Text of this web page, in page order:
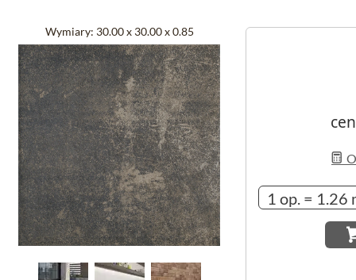
Wymiary: 30.00 x 30.00 x 0.85